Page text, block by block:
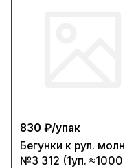
830 ₽/упак
Бегунки к рул.
№3 312 (1уп. ≈1000